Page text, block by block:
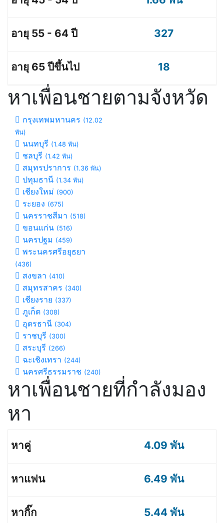
327
18
หาเพื่อนชายตามจังหวัด
กรุงเทพมหานคร (12.02
พัน)
นนทบุรี (1.48 พัน)
ชลบุรี (1.42 พัน)
สมุทรปราการ (1.36 พัน)
ปทุมธานี (1.34 พัน)
เชียงใหม่ (900)
ระยอง (675)
นครราชสีมา (518)
ขอนแก่น (516)
นครปฐม (459)
พระนครศรีอยุธยา
(436)
สงขลา (410)
สมุทรสาคร (340)
เชียงราย (337)
ภูเก็ต (308)
อุดรธานี (304)
ราชบุรี (300)
สระบุรี (266)
ฉะเชิงเทรา (244)
นครศรีธรรมราช (240)
หาเพื่อนชายที่กำลังมอง
หา
4.09 พัน
6.49 พัน
5.44 พัน